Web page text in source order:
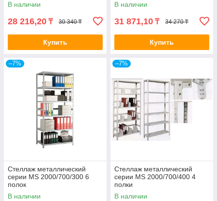
В наличии
28 216,20 ₸ 30 340 ₸
Купить
В наличии
31 871,10 ₸ 34 270 ₸
Купить
–7%
Стеллаж металлический
серии MS 2000/700/300 6
полок
В наличии
–7%
Стеллаж металлический
серии MS 2000/700/400 4
полки
В наличии